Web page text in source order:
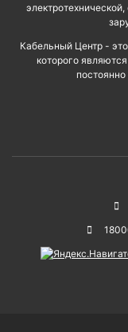
Кабельный Центр -
которого